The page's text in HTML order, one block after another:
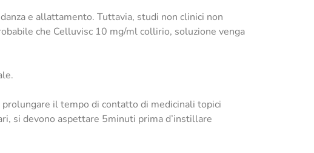
e allattamento. Tuttavia, studi non clinici non
che Celluvisc 10 mg/ml collirio, soluzione venga
il tempo di contatto di medicinali topici
si devono aspettare 5minuti prima d’instillare